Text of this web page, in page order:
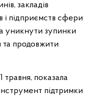
закладів
і підприємств сфери
уникнути зупинки
та продовжити
травня, показала
підтримки